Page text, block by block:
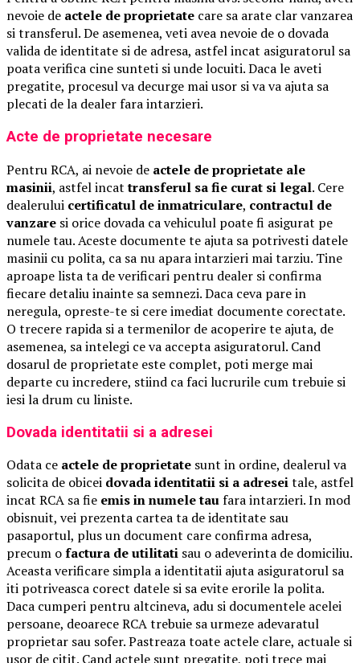
nevoie de actele de proprietate care sa arate clar vanzarea
si transferul. De asemenea, veti avea nevoie de o dovada
valida de identitate si de adresa, astfel incat asiguratorul sa
poata verifica cine sunteti si unde locuiti. Daca le aveti
pregatite, procesul va decurge mai usor si va va ajuta sa
plecati de la dealer fara intarzieri.
Acte de proprietate necesare
Pentru RCA, ai nevoie de actele de proprietate ale
masinii, astfel incattransferul sa fie curat si legal. Cere
dealerului certificatul de inmatriculare, contractul de
vanzare si orice dovada ca vehiculul poate fi asigurat pe
numele tau. Aceste documente te ajuta sa potrivesti datele
masinii cu polita, ca sa nu apara intarzieri mai tarziu. Tine
aproape lista ta de verificari pentru dealer si confirma
fiecare detaliu inainte sa semnezi. Daca ceva pare in
neregula, opreste-te si cere imediat documente corectate.
O trecere rapida si a termenilor de acoperire te ajuta, de
asemenea, sa intelegi ce va accepta asiguratorul. Cand
dosarul de proprietate este complet, poti merge mai
departe cu incredere, stiind ca faci lucrurile cum trebuie si
iesi la drum cu liniste.
Dovada identitatii si a adresei
Odata ce actele de proprietate sunt in ordine, dealerul va
solicita de obicei dovada identitatii si a adreseitale, astfel
incat RCA sa fie emis in numele taufara intarzieri. In mod
obisnuit, vei prezenta cartea ta de identitate sau
pasaportul, plus un document care confirma adresa,
precum ofactura de utilitati sau o adeverinta de domiciliu.
Aceasta verificare simpla a identitatii ajuta asiguratorul sa
iti potriveasca corect datele si sa evite erorile la polita.
Daca cumperi pentru altcineva, adu si documentele acelei
persoane, deoarece RCA trebuie sa urmeze adevaratul
proprietar sau sofer. Pastreaza toate actele clare, actuale si
usor de citit. Cand actele sunt pregatite, poti trece mai